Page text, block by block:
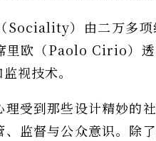
Sociality）由二万多
里欧（Paolo Cirio）
视技术。
受到那些设计精妙的
监督与公众意识。除